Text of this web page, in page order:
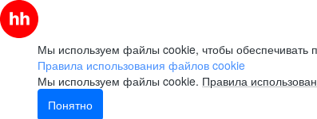
Мы используем файлы cookie, чтобы обеспечивать
Правила использования файлов cookie
Мы используем файлы cookie. Правила
Понятно